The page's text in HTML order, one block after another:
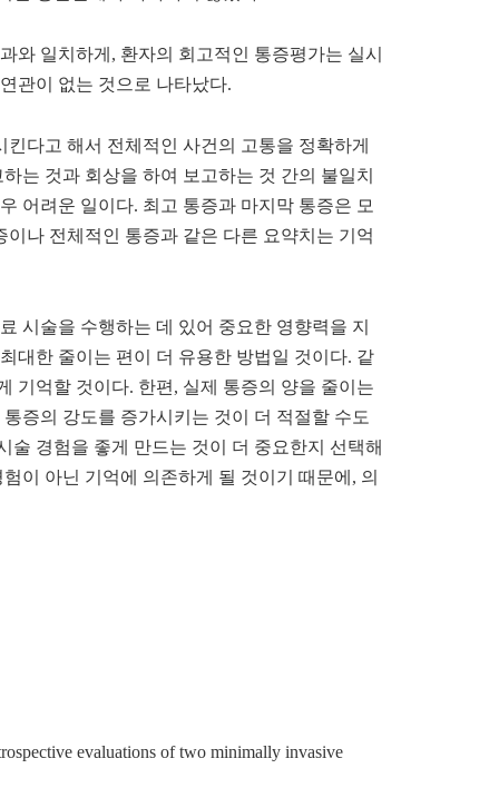
와 일치하게 , 환자의 회고적인 통증평가는 실시
관이 없는 것으로 나타났다.
다고 해서 전체적인 사건의 고통을 정확하게
는 것과 회상을 하여 보고하는 것 간의 불일치
어려운 일이다. 최고 통증과 마지막 통증은 모
이나 전체적인 통증과 같은 다른 요약치는 기억
시술을 수행하는 데 있어 중요한 영향력을 지
대한 줄이는 편이 더 유용한 방법일 것이다. 같
기억할 것이다. 한편, 실제 통증의 양을 줄이는
증의 강도를 증가시키는 것이 더 적절할 수도
술 경험을 좋게 만드는 것이 더 중요한지 선택해
이 아닌 기억에 의존하게 될 것이기 때문에 , 의
evaluations of two minimally invasive